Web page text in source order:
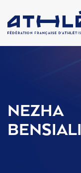
NEZHA
BENSIALI